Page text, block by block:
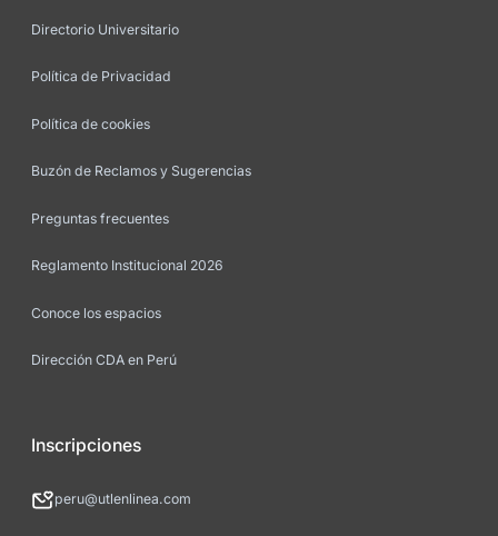
Directorio Universitario
Política de Privacidad
Política de cookies
Buzón de Reclamos y Sugerencias
Preguntas frecuentes
Reglamento Institucional 2026
Conoce los espacios
Dirección CDA en Perú
Inscripciones
peru@utlenlinea.com